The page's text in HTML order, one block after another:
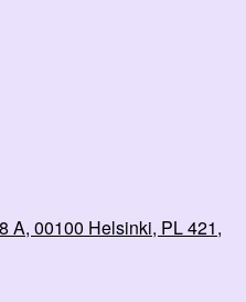
A, 00100 Helsinki, PL 421,